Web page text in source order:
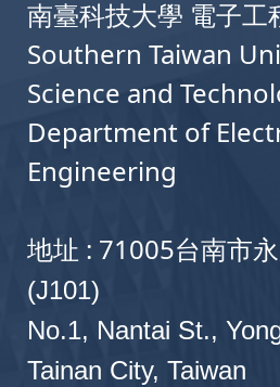
南臺科技大學 電子工
Southern Taiwan
Science and
Department of
Engineering
地址 : 71005台南市
(J101)
No.1, Nantai St.,
Tainan City, Taiwan